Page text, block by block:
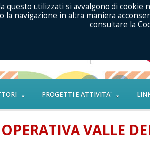
PROGETTI E ATTIVITA'
VALLE
utilizzati si avvalgono di cookie
navigazione in altra maniera
consultare la